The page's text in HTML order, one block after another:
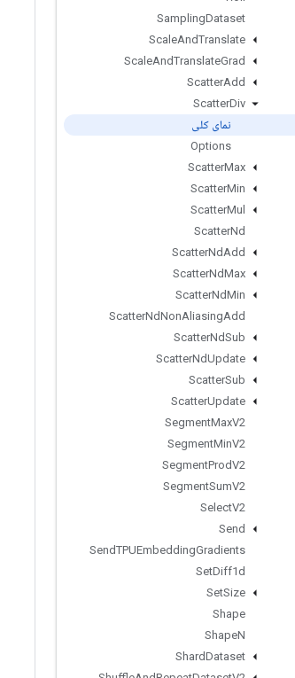
SamplingDataset
ScaleAndTranslate
ScaleAndTranslateGrad
ScatterAdd
ScatterDiv
نمای کلی
Options
ScatterMax
ScatterMin
ScatterMul
ScatterNd
ScatterNdAdd
ScatterNdMax
ScatterNdMin
ScatterNdNonAliasingAdd
ScatterNdSub
ScatterNdUpdate
ScatterSub
ScatterUpdate
SegmentMaxV2
SegmentMinV2
SegmentProdV2
SegmentSumV2
SelectV2
Send
SendTPUEmbeddingGradients
SetDiff1d
SetSize
Shape
ShapeN
ShardDataset